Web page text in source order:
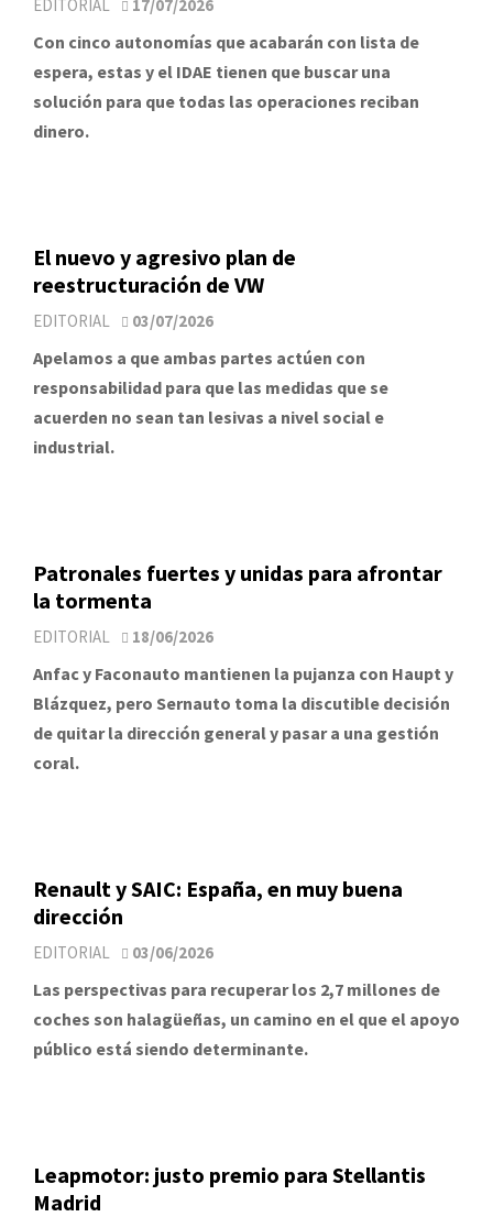
EDITORIAL 17/07/2026
Con cinco autonomías que acabarán con lista de
espera, estas y el IDAE tienen que buscar una
solución para que todas las operaciones reciban
dinero.
El nuevo y agresivo plan de
reestructuración de VW
EDITORIAL 03/07/2026
Apelamos a que ambas partes actúen con
responsabilidad para que las medidas que se
acuerden no sean tan lesivas a nivel social e
industrial.
Patronales fuertes y unidas para afrontar
la tormenta
EDITORIAL 18/06/2026
Anfac y Faconauto mantienen la pujanza con Haupt y
Blázquez, pero Sernauto toma la discutible decisión
de quitar la dirección general y pasar a una gestión
coral.
Renault y SAIC: España, en muy buena
dirección
EDITORIAL 03/06/2026
Las perspectivas para recuperar los 2,7 millones de
coches son halagüeñas, un camino en el que el apoyo
público está siendo determinante.
Leapmotor: justo premio para Stellantis
Madrid